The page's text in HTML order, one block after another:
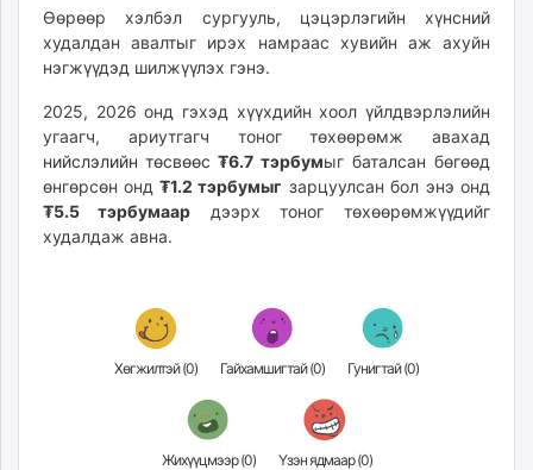
unread.today
Өөрөөр хэлбэл сургууль, цэцэрлэгийн хүнсний
худалдан авалтыг ирэх намраас хувийн аж ахуйн
нэгжүүдэд шилжүүлэх гэнэ.
2025, 2026 онд гэхэд хүүхдийн хоол үйлдвэрлэлийн
угаагч, ариутгагч тоног төхөөрөмж авахад
нийслэлийн төсвөөс ₮6.7 тэрбумыг баталсан бөгөөд
өнгөрсөн онд ₮1.2 тэрбумыг зарцуулсан бол энэ онд
₮5.5 тэрбумаар дээрх тоног төхөөрөмжүүдийг
худалдаж авна.
Хөгжилтэй (0) Гайхамшигтай (0) Гунигтай (0)
Жихүүцмээр (0) Үзэн ядмаар (0)